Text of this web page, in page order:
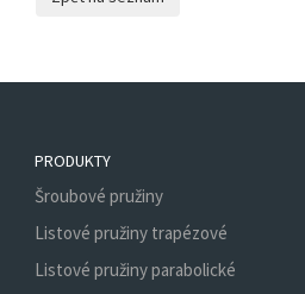
PRODUKTY
Šroubové pružiny
Listové pružiny trapézové
Listové pružiny parabolické